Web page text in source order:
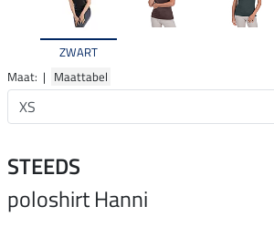
ZWART
Maat: | Maattabel
STEEDS
poloshirt Hanni